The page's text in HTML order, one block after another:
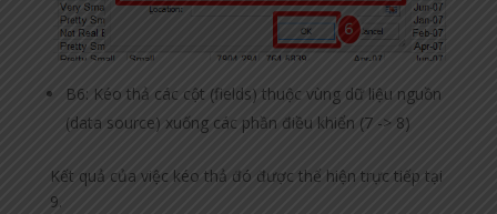
B6: Kéo thả các cột (fields) thuộc vùng dữ liệu nguồn
(data source) xuống các phần điều khiển (7 -> 8)
Kết quả của việc kéo thả đó được thể hiện trực tiếp tại
9.